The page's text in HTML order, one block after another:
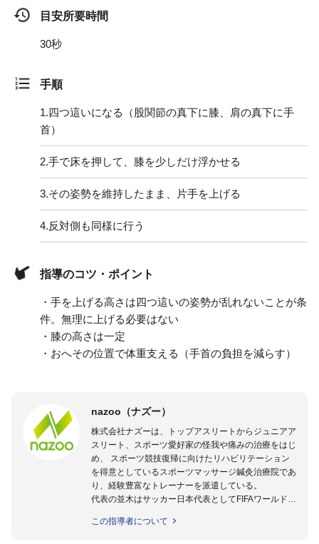
目安所要時間
30秒
手順
1.四つ這いになる（股関節の真下に膝、肩の真下に手
首）
2.手で床を押して、膝を少しだけ浮かせる
3.その姿勢を維持したまま、片手を上げる
4.反対側も同様に行う
指導のコツ・ポイント
・手を上げる高さは四つ這いの姿勢が乱れないことが条
件。無理に上げる必要はない
・膝の高さは一定
・おへその位置で体重支える（手首の負担を減らす）
nazoo（ナズー）
株式会社ナズーは、トップアスリートからジュニアア
スリート、スポーツ愛好家の怪我や痛みの治療をはじ
め、 スポーツ競技復帰に向けたリハビリテーション
を得意としているスポーツマッサージ鍼灸治療院であ
り、経験豊富なトレーナーを派遣している。
代表の並木はサッカー日本代表としてFIFAワールドカ
のほかU-23日本代表のアスレティックトレーナーと
この指導者について